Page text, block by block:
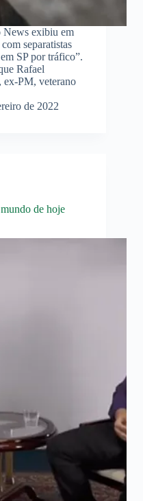
News exibiu em
separatistas
SP por tráfico”.
Rafael
ex-PM, veterano
de 2022
de hoje